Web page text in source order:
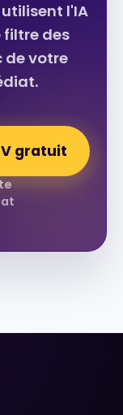
l'IA
filtre des
de votre
gratuit